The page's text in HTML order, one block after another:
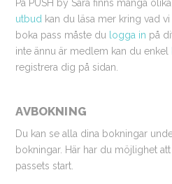
På PUSH by Sara finns många
utbud kan du läsa mer kring vad
boka pass måste du logga in på
inte ännu är medlem kan du enkel
registrera dig på sidan.
AVBOKNING
Du kan se alla dina bokningar
bokningar. Här har du möjlighet
passets start.